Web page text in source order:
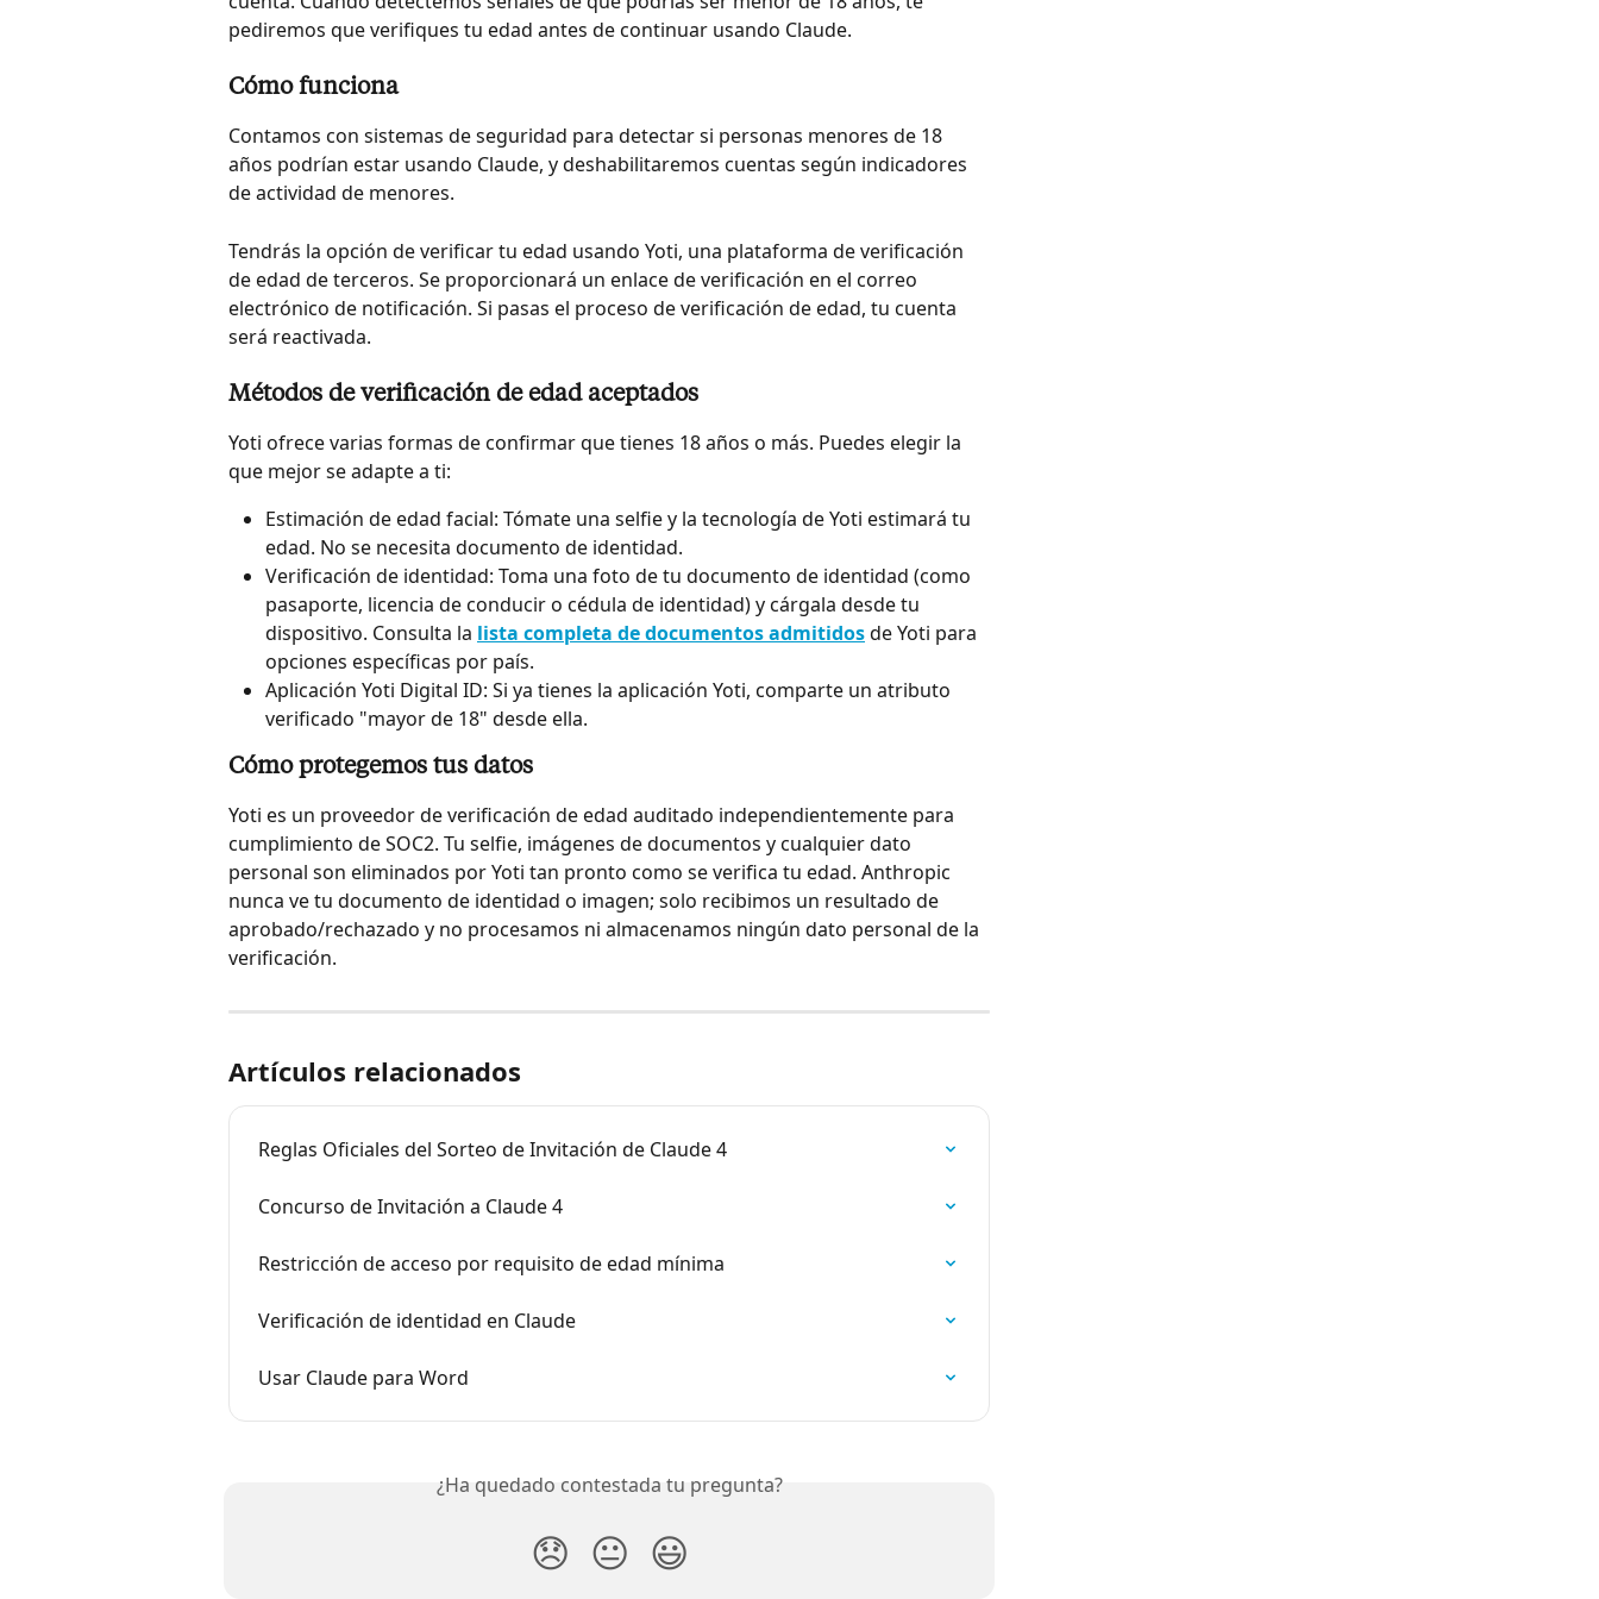
pediremos que verifiques tu edad antes de continuar usando Claude.
Cómo funciona
Contamos con sistemas de seguridad para detectar si personas menores de 18
años podrían estar usando Claude, y deshabilitaremos cuentas según indicadores
de actividad de menores.
Tendrás la opción de verificar tu edad usando Yoti, una plataforma de verificación
de edad de terceros. Se proporcionará un enlace de verificación en el correo
electrónico de notificación. Si pasas el proceso de verificación de edad, tu cuenta
será reactivada.
Métodos de verificación de edad aceptados
Yoti ofrece varias formas de confirmar que tienes 18 años o más. Puedes elegir la
que mejor se adapte a ti:
Estimación de edad facial: Tómate una selfie y la tecnología de Yoti estimará tu
edad. No se necesita documento de identidad.
Verificación de identidad: Toma una foto de tu documento de identidad (como
pasaporte, licencia de conducir o cédula de identidad) y cárgala desde tu
dispositivo. Consulta la lista completa de documentos admitidos de Yoti para
opciones específicas por país.
Aplicación Yoti Digital ID: Si ya tienes la aplicación Yoti, comparte un atributo
verificado "mayor de 18" desde ella.
Cómo protegemos tus datos
Yoti es un proveedor de verificación de edad auditado independientemente para
cumplimiento de SOC2. Tu selfie, imágenes de documentos y cualquier dato
personal son eliminados por Yoti tan pronto como se verifica tu edad. Anthropic
nunca ve tu documento de identidad o imagen; solo recibimos un resultado de
aprobado/rechazado y no procesamos ni almacenamos ningún dato personal de la
verificación.
Artículos relacionados
Reglas Oficiales del Sorteo de Invitación de Claude 4
Concurso de Invitación a Claude 4
Restricción de acceso por requisito de edad mínima
Verificación de identidad en Claude
Usar Claude para Word
¿Ha quedado contestada tu pregunta?
😞 😐 😃